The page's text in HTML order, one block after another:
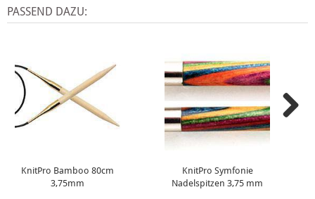
PASSEND DAZU:
KnitPro Bamboo 80cm
3,75mm
KnitPro Symfonie
Nadelspitzen 3,75 mm